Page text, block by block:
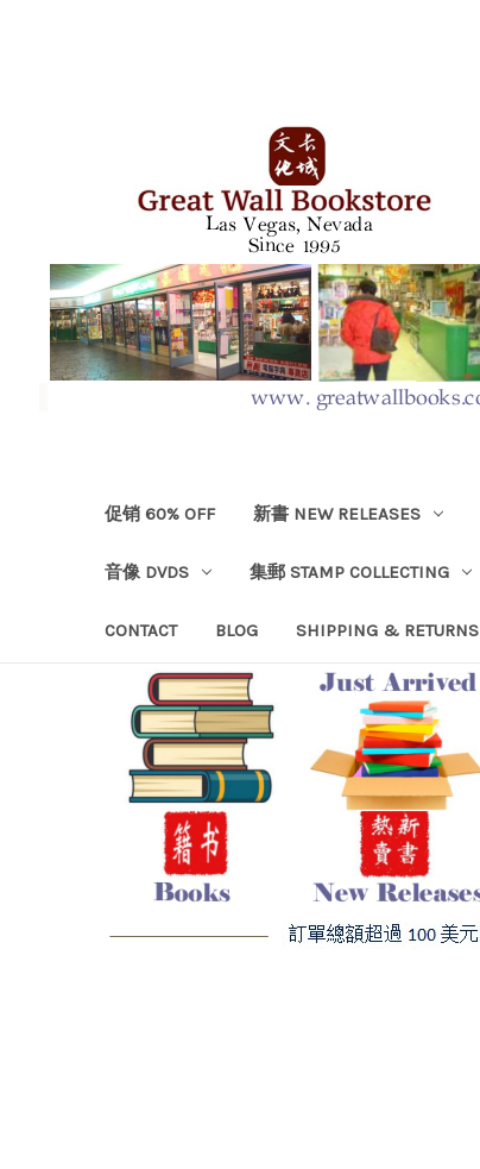
促销 60% OFF 新書 NEW RELEASES
音像 DVDS 集郵 STAMP COLLECTING
CONTACT BLOG SHIPPING & RETURNS